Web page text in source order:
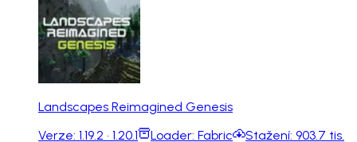
Landscapes Reimagined Genesis
Verze: 1.19.2 · 1.20.1 Loader: Fabric Stažení: 903.7 tis.